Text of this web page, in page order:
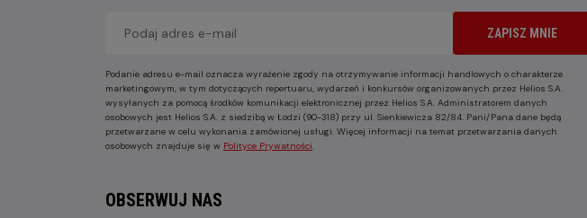
ZAPISZ MNIE
Podanie adresu e-mail oznacza wyrażenie zgody na otrzymywanie informacji handlowych o charakterze
marketingowym, w tym dotyczących repertuaru, wydarzeń i konkursów organizowanych przez Helios S.A.
wysyłanych za pomocą środków komunikacji elektronicznej przez Helios S.A. Administratorem danych
osobowych jest Helios S.A. z siedzibą w Łodzi (90-318) przy ul. Sienkiewicza 82/84. Pani/Pana dane będą
przetwarzane w celu wykonania zamówionej usługi. Więcej informacji na temat przetwarzania danych
osobowych znajduje się w Polityce Prywatności.
OBSERWUJ NAS